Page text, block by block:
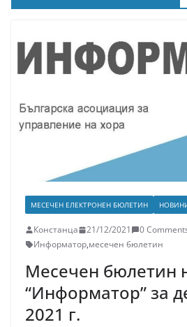
МЕСЕЧЕН ЕЛЕКТРОНЕН БЮЛЕТИН
Констанца 21/12/2021
0
Информатор,месечен бюлетин
Месечен бюлетин
“Информатор” за
2021 г.